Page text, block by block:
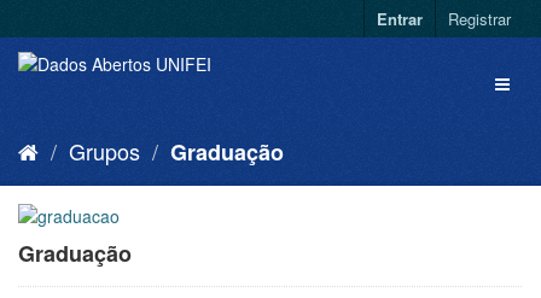
Entrar Registrar
Grupos Graduação
Graduação